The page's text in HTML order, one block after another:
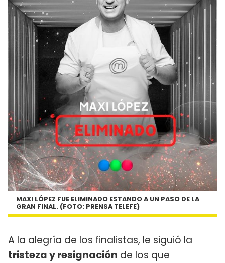
MAXI LÓPEZ FUE ELIMINADO ESTANDO A UN PASO DE LA
GRAN FINAL. (FOTO: PRENSA TELEFE)
A la alegría de los finalistas, le siguió la
tristeza y resignación de los que